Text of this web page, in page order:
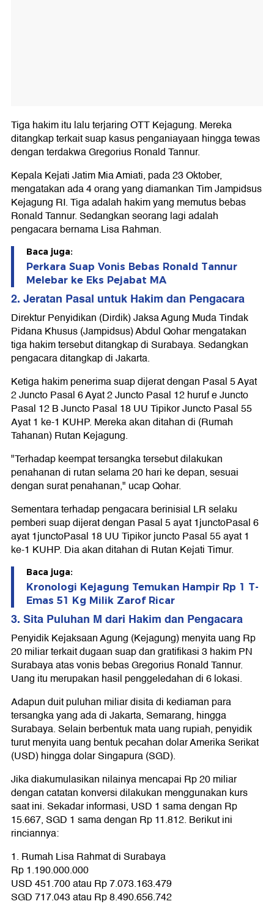
Tiga hakim itu lalu terjaring OTT Kejagung. Mereka
ditangkap terkait suap kasus penganiayaan hingga tewas
dengan terdakwa Gregorius Ronald Tannur.
Kepala Kejati Jatim Mia Amiati, pada 23 Oktober,
mengatakan ada 4 orang yang diamankan Tim Jampidsus
Kejagung RI. Tiga adalah hakim yang memutus bebas
Ronald Tannur. Sedangkan seorang lagi adalah
pengacara bernama Lisa Rahman.
Baca juga:
Perkara Suap Vonis Bebas Ronald Tannur
Melebar ke Eks Pejabat MA
2. Jeratan Pasal untuk Hakim dan Pengacara
Direktur Penyidikan (Dirdik) Jaksa Agung Muda Tindak
Pidana Khusus (Jampidsus) Abdul Qohar mengatakan
tiga hakim tersebut ditangkap di Surabaya. Sedangkan
pengacara ditangkap di Jakarta.
Ketiga hakim penerima suap dijerat dengan Pasal 5 Ayat
2 Juncto Pasal 6 Ayat 2 Juncto Pasal 12 huruf e Juncto
Pasal 12 B Juncto Pasal 18 UU Tipikor Juncto Pasal 55
Ayat 1 ke-1 KUHP. Mereka akan ditahan di (Rumah
Tahanan) Rutan Kejagung.
"Terhadap keempat tersangka tersebut dilakukan
penahanan di rutan selama 20 hari ke depan, sesuai
dengan surat penahanan," ucap Qohar.
Sementara terhadap pengacara berinisial LR selaku
pemberi suap dijerat dengan Pasal 5 ayat 1junctoPasal 6
ayat 1junctoPasal 18 UU Tipikor juncto Pasal 55 ayat 1
ke-1 KUHP. Dia akan ditahan di Rutan Kejati Timur.
Baca juga:
Kronologi Kejagung Temukan Hampir Rp 1 T-
Emas 51 Kg Milik Zarof Ricar
3. Sita Puluhan M dari Hakim dan Pengacara
Penyidik Kejaksaan Agung (Kejagung) menyita uang Rp
20 miliar terkait dugaan suap dan gratifikasi 3 hakim PN
Surabaya atas vonis bebas Gregorius Ronald Tannur.
Uang itu merupakan hasil penggeledahan di 6 lokasi.
Adapun duit puluhan miliar disita di kediaman para
tersangka yang ada di Jakarta, Semarang, hingga
Surabaya. Selain berbentuk mata uang rupiah, penyidik
turut menyita uang bentuk pecahan dolar Amerika Serikat
(USD) hingga dolar Singapura (SGD).
Jika diakumulasikan nilainya mencapai Rp 20 miliar
dengan catatan konversi dilakukan menggunakan kurs
saat ini. Sekadar informasi, USD 1 sama dengan Rp
15.667, SGD 1 sama dengan Rp 11.812. Berikut ini
rinciannya:
1. Rumah Lisa Rahmat di Surabaya
Rp 1.190.000.000
USD 451.700 atau Rp 7.073.163.479
SGD 717.043 atau Rp 8.490.656.742